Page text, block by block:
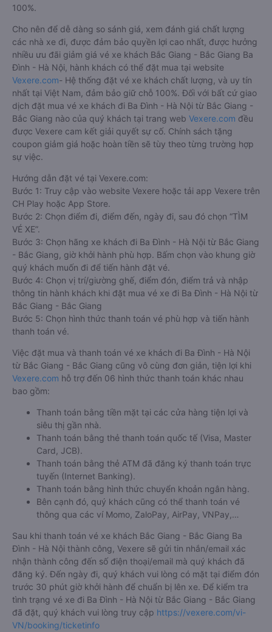
100%.
Cho nên để dễ dàng so sánh giá, xem đánh giá chất lượng
các nhà xe đi, được đảm bảo quyền lợi cao nhất, được hưởng
nhiều ưu đãi giảm giá vé xe khách Bắc Giang - Bắc Giang Ba
Đình - Hà Nội, hành khách có thể đặt mua tại website
Vexere.com- Hệ thống đặt vé xe khách chất lượng, và uy tín
nhất tại Việt Nam, đảm bảo giữ chỗ 100%. Đối với bất cứ giao
dịch đặt mua vé xe khách đi Ba Đình - Hà Nội từ Bắc Giang -
Bắc Giang nào của quý khách tại trang web Vexere.com đều
được Vexere cam kết giải quyết sự cố. Chính sách tặng
coupon giảm giá hoặc hoàn tiền sẽ tùy theo từng trường hợp
sự việc.
Hướng dẫn đặt vé tại Vexere.com:
Bước 1: Truy cập vào website Vexere hoặc tải app Vexere trên
CH Play hoặc App Store.
Bước 2: Chọn điểm đi, điểm đến, ngày đi, sau đó chọn “TÌM
VÉ XE”.
Bước 3: Chọn hãng xe khách đi Ba Đình - Hà Nội từ Bắc Giang
- Bắc Giang, giờ khởi hành phù hợp. Bấm chọn vào khung giờ
quý khách muốn đi để tiến hành đặt vé.
Bước 4: Chọn vị trí/giường ghế, điểm đón, điểm trả và nhập
thông tin hành khách khi đặt mua vé xe đi Ba Đình - Hà Nội từ
Bắc Giang - Bắc Giang
Bước 5: Chọn hình thức thanh toán vé phù hợp và tiến hành
thanh toán vé.
Việc đặt mua và thanh toán vé xe khách đi Ba Đình - Hà Nội
từ Bắc Giang - Bắc Giang cũng vô cùng đơn giản, tiện lợi khi
Vexere.com hỗ trợ đến 06 hình thức thanh toán khác nhau
bao gồm:
Thanh toán bằng tiền mặt tại các cửa hàng tiện lợi và
siêu thị gần nhà.
Thanh toán bằng thẻ thanh toán quốc tế (Visa, Master
Card, JCB).
Thanh toán bằng thẻ ATM đã đăng ký thanh toán trực
tuyến (Internet Banking).
Thanh toán bằng hình thức chuyển khoản ngân hàng.
Bên cạnh đó, quý khách cũng có thể thanh toán vé
thông qua các ví Momo, ZaloPay, AirPay, VNPay,…
Sau khi thanh toán vé xe khách Bắc Giang - Bắc Giang Ba
Đình - Hà Nội thành công, Vexere sẽ gửi tin nhắn/email xác
nhận thành công đến số điện thoại/email mà quý khách đã
đăng ký. Đến ngày đi, quý khách vui lòng có mặt tại điểm đón
trước 30 phút giờ khởi hành để chuẩn bị lên xe. Để kiểm tra
tình trạng vé xe đi Ba Đình - Hà Nội từ Bắc Giang - Bắc Giang
đã đặt, quý khách vui lòng truy cập https://vexere.com/vi-
VN/booking/ticketinfo